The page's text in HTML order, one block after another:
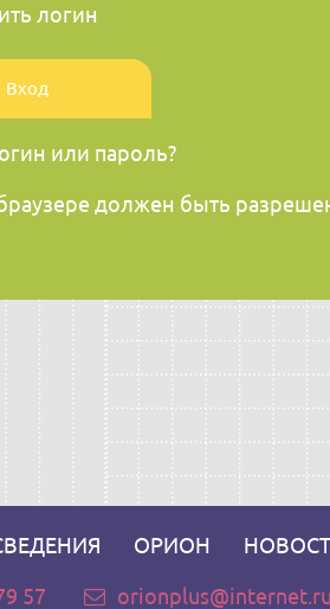
логин
Вход
или пароль?
должен быть
ОРИОН
57 orionplus@internet.ru